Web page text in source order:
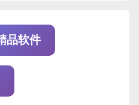
品软件